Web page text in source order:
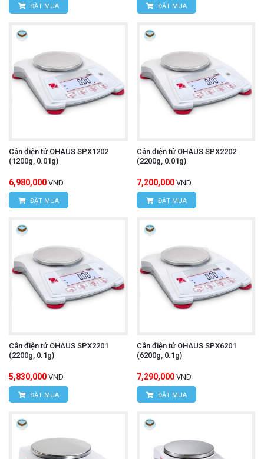
ĐẶT MUA ĐẶT MUA
Cân điện tử OHAUS SPX1202
(1200g, 0.01g)
6,980,000 VND
ĐẶT MUA
Cân điện tử OHAUS SPX2202
(2200g, 0.01g)
7,200,000 VND
ĐẶT MUA
Cân điện tử OHAUS SPX2201
(2200g, 0.1g)
5,830,000 VND
ĐẶT MUA
Cân điện tử OHAUS SPX6201
(6200g, 0.1g)
7,290,000 VND
ĐẶT MUA